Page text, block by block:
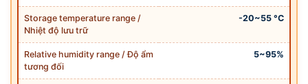
Storage temperature range /
Nhiệt độ lưu trữ
-20~55 °C
Relative humidity range / Độ ẩm
tương đối
5~95%